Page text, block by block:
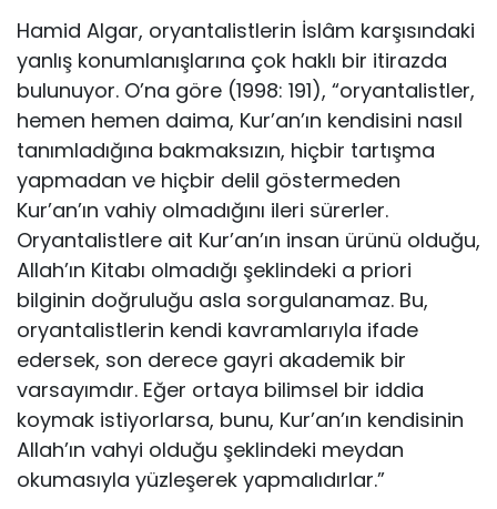
Hamid Algar, oryantalistlerin İslâm karşısındaki
yanlış konumlanışlarına çok haklı bir itirazda
bulunuyor. O’na göre (1998: 191), “oryantalistler,
hemen he­men daima, Kur’an’ın kendisini nasıl
tanımladığına bakmaksızın, hiçbir tartışma
yapmadan ve hiçbir delil göstermeden
Kur’an’ın vahiy olmadığını ileri sürerler.
Oryantalistlere ait Kur’an’ın insan ürünü olduğu,
Allah’ın Kitabı olmadığı şek­lindeki a priori
bilginin doğruluğu asla sorgulanamaz. Bu,
oryantalistlerin kendi kavramlarıyla ifade
edersek, son derece gayri akademik bir
varsayımdır. Eğer or­taya bilimsel bir iddia
koymak istiyorlarsa, bunu, Kur’an’ın kendisinin
Allah’ın vahyi olduğu şeklindeki meydan
okumasıyla yüzleşerek yapmalıdırlar.”